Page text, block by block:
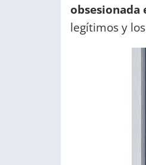
obsesionada
legítimos y